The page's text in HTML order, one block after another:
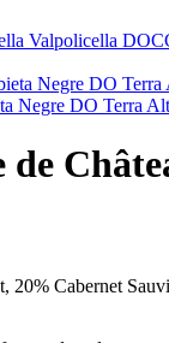
Valpolicella
Negre DO Terra
de
20% Cabernet